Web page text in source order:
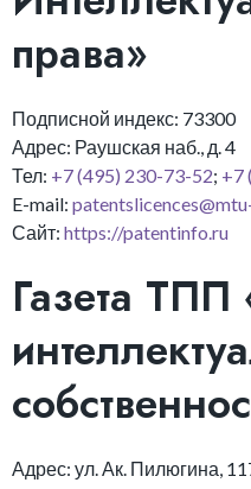
права»
Подписной индекс: 73300
Адрес: Раушская наб., д. 4
Тел: +7 (495) 230-73-52; +7
E-mail:
Сайт: https://patentinfo.ru
Газета TПП
Адрес: ул. Ак. Пилюгина,